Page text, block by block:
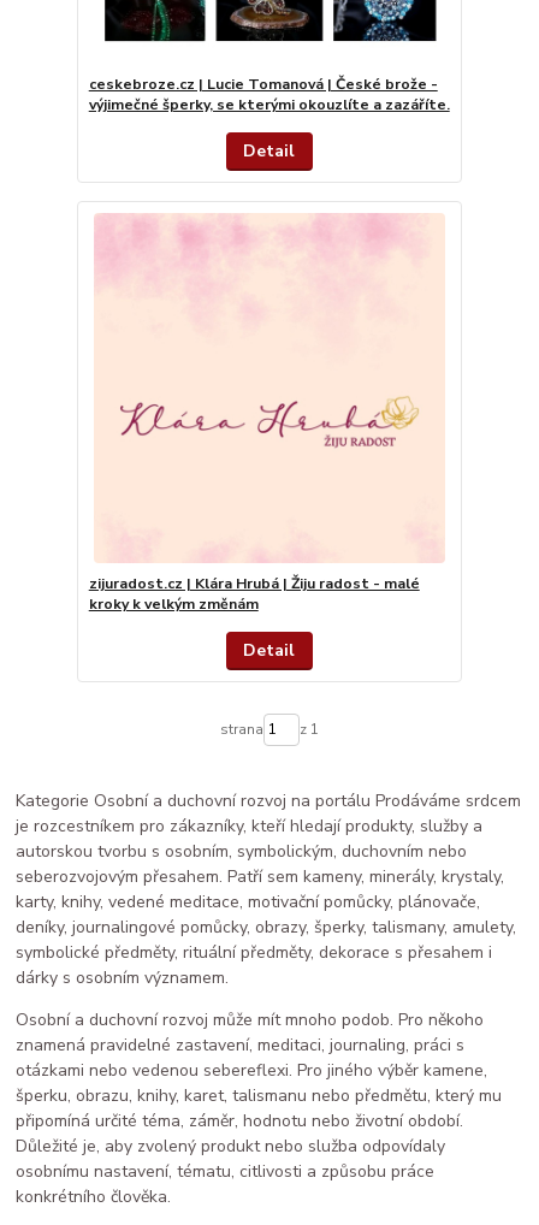
ceskebroze.cz | Lucie Tomanová | České brože -
výjimečné šperky, se kterými okouzlíte a zazáříte.
Detail
zijuradost.cz | Klára Hrubá | Žiju radost - malé
kroky k velkým změnám
Detail
strana z 1
Kategorie Osobní a duchovní rozvoj na portálu Prodáváme srdcem
je rozcestníkem pro zákazníky, kteří hledají produkty, služby a
autorskou tvorbu s osobním, symbolickým, duchovním nebo
seberozvojovým přesahem. Patří sem kameny, minerály, krystaly,
karty, knihy, vedené meditace, motivační pomůcky, plánovače,
deníky, journalingové pomůcky, obrazy, šperky, talismany, amulety,
symbolické předměty, rituální předměty, dekorace s přesahem i
dárky s osobním významem.
Osobní a duchovní rozvoj může mít mnoho podob. Pro někoho
znamená pravidelné zastavení, meditaci, journaling, práci s
otázkami nebo vedenou sebereflexi. Pro jiného výběr kamene,
šperku, obrazu, knihy, karet, talismanu nebo předmětu, který mu
připomíná určité téma, záměr, hodnotu nebo životní období.
Důležité je, aby zvolený produkt nebo služba odpovídaly
osobnímu nastavení, tématu, citlivosti a způsobu práce
konkrétního člověka.